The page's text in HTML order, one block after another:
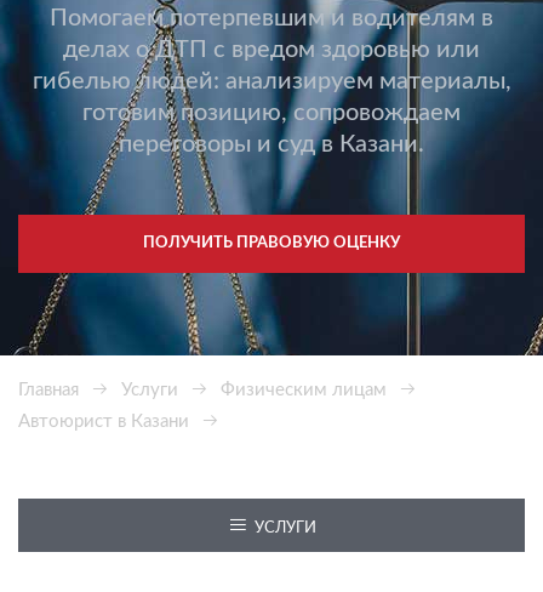
Помогаем потерпевшим и водителям в
делах о ДТП с вредом здоровью или
гибелью людей: анализируем материалы,
готовим позицию, сопровождаем
переговоры и суд в Казани.
ПОЛУЧИТЬ ПРАВОВУЮ ОЦЕНКУ
Главная Услуги
Физическим лицам
Автоюрист в Казани
УСЛУГИ